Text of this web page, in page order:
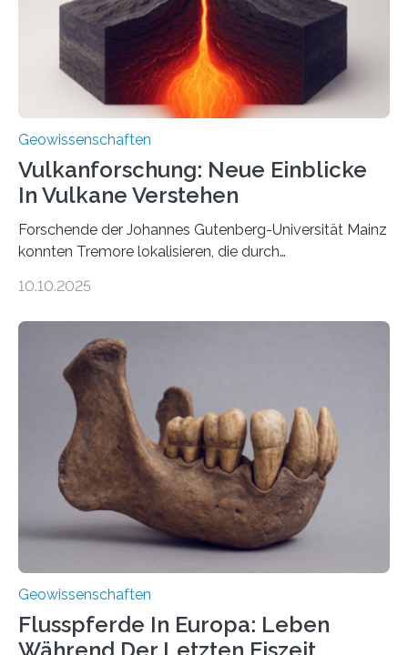
wahrzunehmen. Dadurch konnten sie sich verorten und
über den Ozean navigieren. Vor einigen Jahren…
Geowissenschaften
Vulkanforschung: Neue Einblicke
In Vulkane Verstehen
Forschende der Johannes Gutenberg-Universität Mainz
konnten Tremore lokalisieren, die durch
Vulkan? Was passiert in der Erde darunter? Wo
erzeugt durch Magma oder Gase, die sich durch
Schlote einen Weg nach oben bahnen? Jun.-Prof. Dr.
Miriam Christina Reiss, Vulkanseismologin an der
Johannes Gutenberg-Universität Mainz (JGU), und ihr
Team haben am Vulkan Oldoinyo Lengai in Tansania
solche Tremore lokalisiert. „Wir konnten die Tremore
nicht nur nachweisen, sondern ihren Ort in…
10.10.2025
Geowissenschaften
Flusspferde In Europa: Leben
Während Der Letzten Eiszeit